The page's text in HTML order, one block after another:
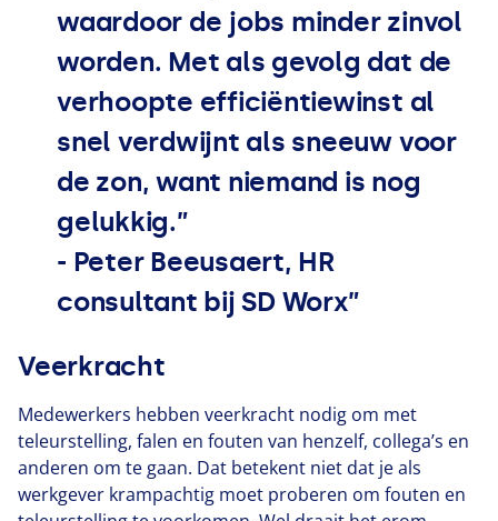
waardoor de jobs minder zinvol
worden. Met als gevolg dat de
verhoopte efficiëntiewinst al
snel verdwijnt als sneeuw voor
de zon, want niemand is nog
gelukkig.”
- Peter Beeusaert, HR
consultant bijSDWorx”
Veerkracht
Medewerkers hebben veerkracht nodig om met
teleurstelling, falen en fouten van henzelf, collega’s en
anderen om te gaan. Dat betekent niet dat je als
werkgever krampachtig moet proberen om fouten en